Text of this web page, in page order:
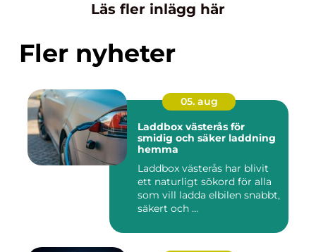
Läs fler inlägg här
Fler nyheter
05. aug
Laddbox västerås för
smidig och säker laddning
hemma
Laddbox västerås har blivit
ett naturligt sökord för alla
som vill ladda elbilen snabbt,
säkert och ...